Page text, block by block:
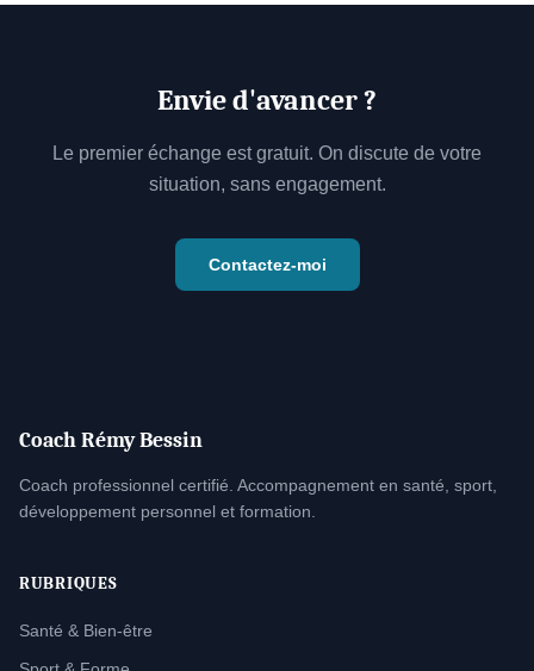
Envie d'avancer ?
Le premier échange est gratuit. On discute de votre
situation, sans engagement.
Contactez-moi
Coach Rémy Bessin
Coach professionnel certifié. Accompagnement en santé, sport,
développement personnel et formation.
RUBRIQUES
Santé & Bien-être